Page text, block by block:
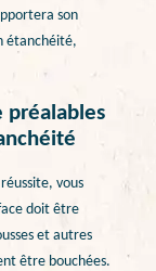
son
étanchéité,
préalables
vous
doit être
et autres
être bouchées.